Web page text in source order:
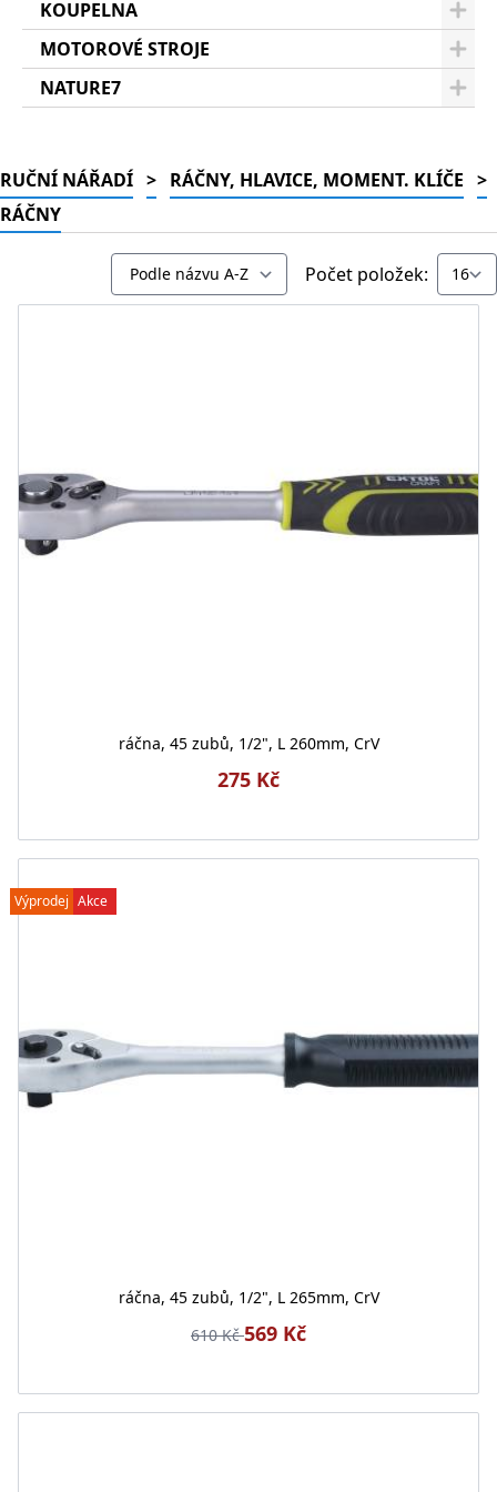
KOUPELNA
MOTOROVÉ STROJE
NATURE7
RUČNÍ NÁŘADÍ > RÁČNY, HLAVICE, MOMENT. KLÍČE >
RÁČNY
Počet položek:
ráčna, 45 zubů, 1/2", L 260mm, CrV
275 Kč
Výprodej Akce
ráčna, 45 zubů, 1/2", L 265mm, CrV
610 Kč569 Kč